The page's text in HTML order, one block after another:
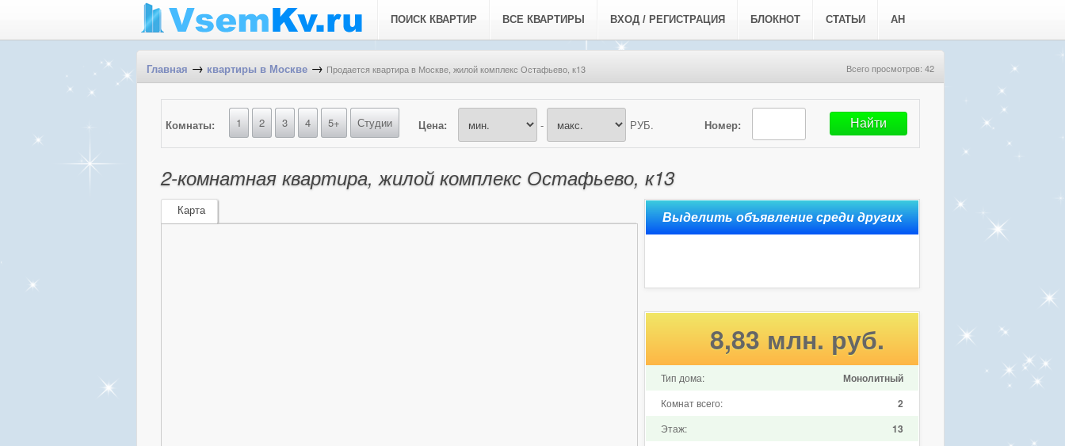
ПОИСК КВАРТИР ВСЕ КВАРТИРЫ ВХОД / РЕГИСТРАЦИЯ БЛОКНОТ СТАТЬИ АН
Главная → квартиры в Москве → Продается квартира в Москве, жилой комплекс Остафьево, к13 Всего просмотров: 42
Номер:
Комнаты: 1 2 3 4 5+ Студии Цена: - РУБ.
2-комнатная квартира, жилой комплекс Остафьево, к13
Карта
8,83 млн. руб.
Тип дома: Монолитный
Комнат всего: 2
Этаж: 13